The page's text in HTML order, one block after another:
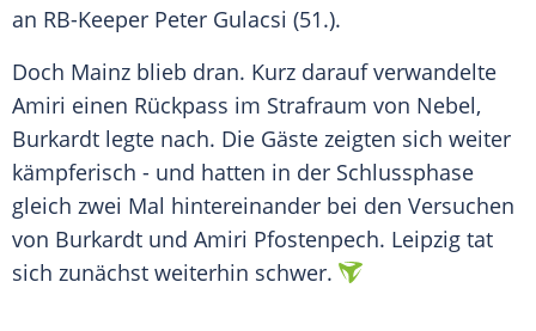
an RB-Keeper Peter Gulacsi (51.).
Doch Mainz blieb dran. Kurz darauf verwandelte
Amiri einen Rückpass im Strafraum von Nebel,
Burkardt legte nach. Die Gäste zeigten sich weiter
kämpferisch - und hatten in der Schlussphase
gleich zwei Mal hintereinander bei den Versuchen
von Burkardt und Amiri Pfostenpech. Leipzig tat
sich zunächst weiterhin schwer.